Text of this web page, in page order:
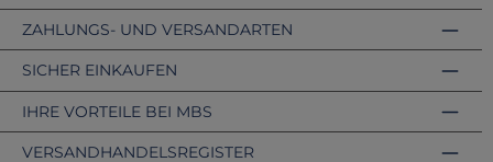
ZAHLUNGS- UND VERSANDARTEN
VERSANDHANDELSREGISTER
SICHER EINKAUFEN
IHRE VORTEILE BEI MBS